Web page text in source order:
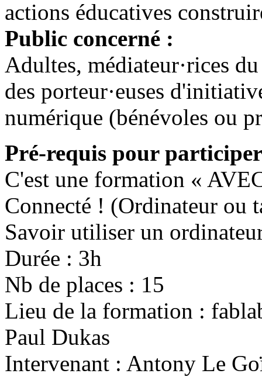
actions éducatives
Public concerné :
Adultes, médiateur·rices
des porteur·euses
numérique (bénévoles ou
Pré-requis pour
C'est une formation «
Connecté ! (Ordinateur ou
Savoir utiliser un
Durée : 3h
Nb de places : 15
Lieu de la formation :
Paul Dukas
Intervenant : Antony Le